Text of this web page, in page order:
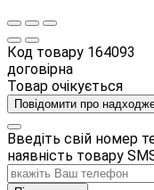
Код товару 164093
договірна
Товар очікується
Повідомити про
Введіть свій номер
наявність товару